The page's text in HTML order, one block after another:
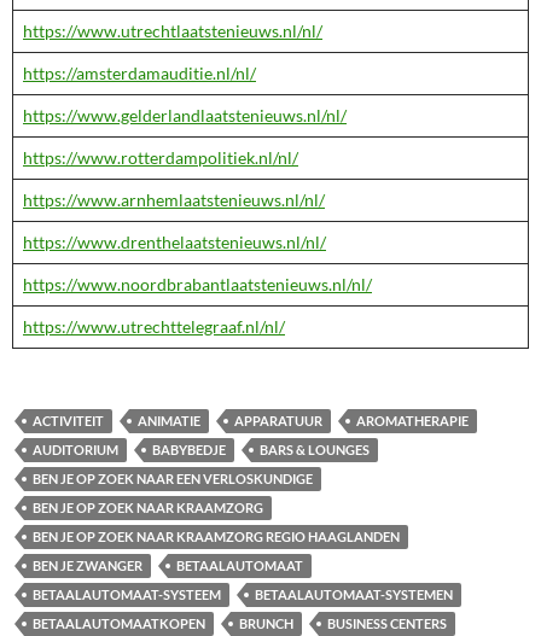
https://www.utrechtlaatstenieuws.nl/nl/
https://amsterdamauditie.nl/nl/
https://www.gelderlandlaatstenieuws.nl/nl/
https://www.rotterdampolitiek.nl/nl/
https://www.arnhemlaatstenieuws.nl/nl/
https://www.drenthelaatstenieuws.nl/nl/
https://www.noordbrabantlaatstenieuws.nl/nl/
https://www.utrechttelegraaf.nl/nl/
ACTIVITEIT ANIMATIE APPARATUUR
AROMATHERAPIE
AUDITORIUM
BABYBEDJE
BARS & LOUNGES
BEN JE OP ZOEK NAAR EEN VERLOSKUNDIGE
BEN JE OP ZOEK NAAR KRAAMZORG
BEN JE OP ZOEK NAAR KRAAMZORG REGIO HAAGLANDEN
BEN JE ZWANGER
BETAALAUTOMAAT
BETAALAUTOMAAT-SYSTEEM
BETAALAUTOMAAT-SYSTEMEN
BETAALAUTOMAATKOPEN
BRUNCH BUSINESS CENTERS